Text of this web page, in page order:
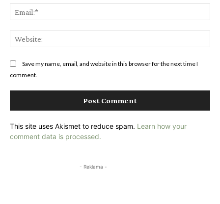
Save my name, email, and website in this browser for the next time I
comment.
This site uses Akismet to reduce spam. Learn how your
comment data is processed.
- Reklama -